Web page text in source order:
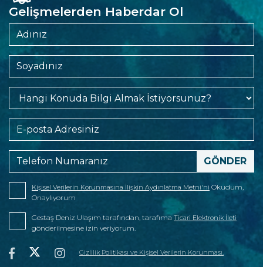
Gelişmelerden Haberdar Ol
Kişisel Verilerin Korunmasına İlişkin Aydınlatma Metni'ni Okudum,
Onaylıyorum
Gestaş Deniz Ulaşım tarafından, tarafımaTicari Elektronik İleti
gönderilmesine izin veriyorum.
Gizlilik Politikası ve Kişisel Verilerin Korunması.